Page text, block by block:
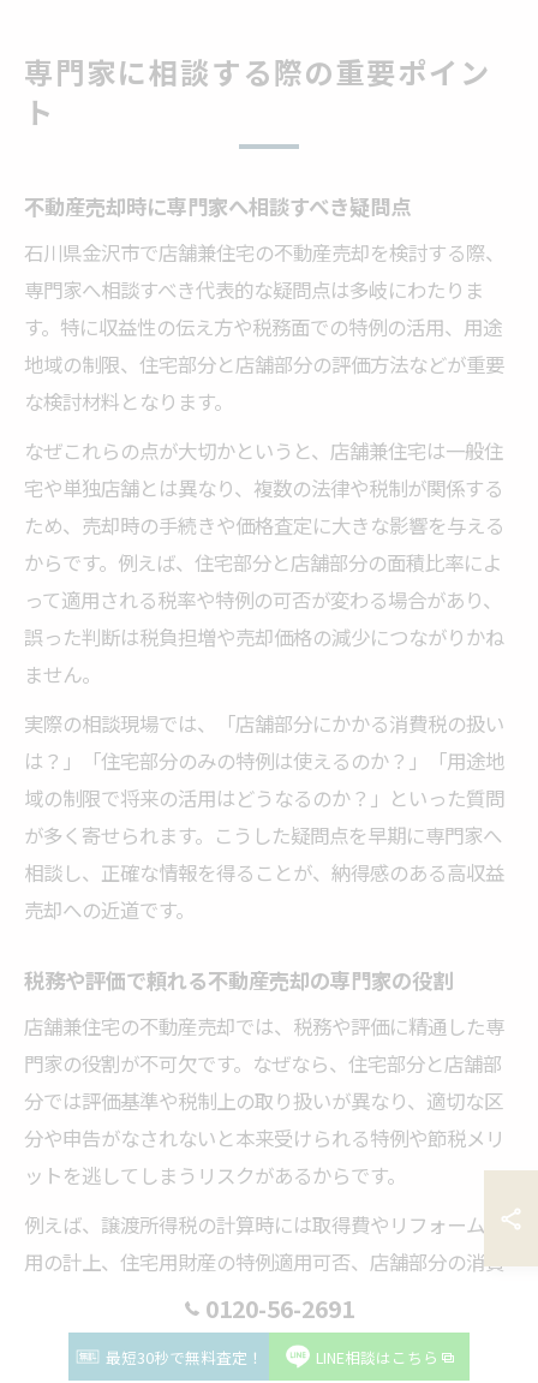
専門家に相談する際の重要ポイン
ト
不動産売却時に専門家へ相談すべき疑問点
石川県金沢市で店舗兼住宅の不動産売却を検討する際、
専門家へ相談すべき代表的な疑問点は多岐にわたりま
す。特に収益性の伝え方や税務面での特例の活用、用途
地域の制限、住宅部分と店舗部分の評価方法などが重要
な検討材料となります。
なぜこれらの点が大切かというと、店舗兼住宅は一般住
宅や単独店舗とは異なり、複数の法律や税制が関係する
ため、売却時の手続きや価格査定に大きな影響を与える
からです。例えば、住宅部分と店舗部分の面積比率によ
って適用される税率や特例の可否が変わる場合があり、
誤った判断は税負担増や売却価格の減少につながりかね
ません。
実際の相談現場では、「店舗部分にかかる消費税の扱い
は？」「住宅部分のみの特例は使えるのか？」「用途地
域の制限で将来の活用はどうなるのか？」といった質問
が多く寄せられます。こうした疑問点を早期に専門家へ
相談し、正確な情報を得ることが、納得感のある高収益
売却への近道です。
税務や評価で頼れる不動産売却の専門家の役割
店舗兼住宅の不動産売却では、税務や評価に精通した専
門家の役割が不可欠です。なぜなら、住宅部分と店舗部
分では評価基準や税制上の取り扱いが異なり、適切な区
分や申告がなされないと本来受けられる特例や節税メリ
ットを逃してしまうリスクがあるからです。
例えば、譲渡所得税の計算時には取得費やリフォーム費
用の計上、住宅用財産の特例適用可否、店舗部分の消費
税課税対象判定など、複雑な税務判断が求められます。
また、実際の評価では、金沢市のエリア特性や周辺賃貸
相場、収益性の実績などを明確に示すことで、投資家や
0120-56-2691
最短30秒で無料査定！ LINE相談はこちら